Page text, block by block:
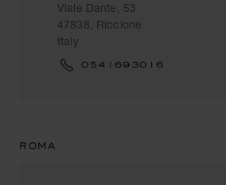
Viale Dante, 53
47838, Riccione
Italy
0541693016
ROMA